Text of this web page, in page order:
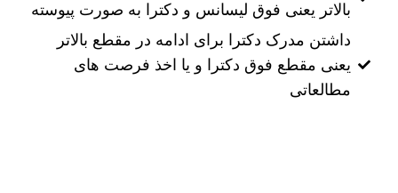
بالاتر یعنی فوق لیسانس و دکترا به صورت پیوسته
داشتن مدرک دکترا برای ادامه در مقطع بالاتر
یعنی مقطع فوق دکترا و یا اخذ فرصت های
مطالعاتی